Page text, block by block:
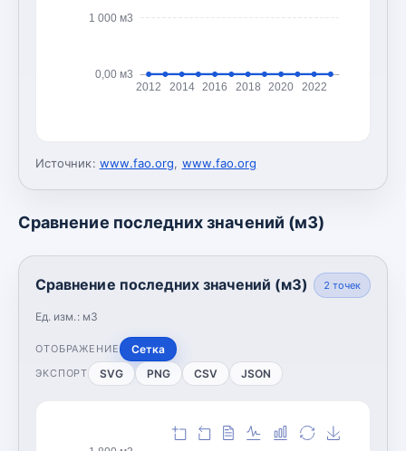
0,00 м3
1 000 м3
2012 2014 2016 2018 2020 2022
Источник: www.fao.org, www.fao.org
Сравнение последних значений (м3)
Сравнение последних значений (м3)
Ед. изм.: м3
2 точек
ОТОБРАЖЕНИЕ Сетка
ЭКСПОРТ SVG PNG CSV JSON